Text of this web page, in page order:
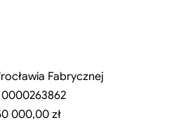
Fabrycznej
0000263862
000,00 zł